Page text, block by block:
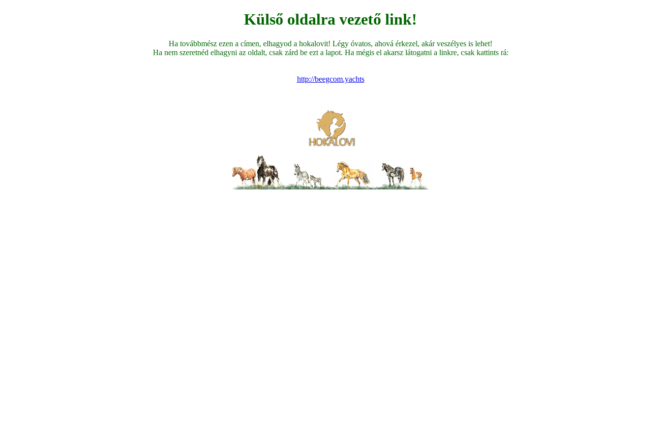
Külső oldalra vezető link!
Ha továbbmész ezen a címen, elhagyod a hokalovit! Légy óvatos, ahová érkezel, akár veszélyes is lehet!
Ha nem szeretnéd elhagyni az oldalt, csak zárd be ezt a lapot. Ha mégis el akarsz látogatni a linkre, csak kattints rá:
http://beegcom.yachts